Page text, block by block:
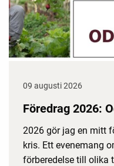
09 augusti 2026
Föredrag 2026:
2026 gör jag en mitt
kris. Ett evenemang
förberedelse till olika